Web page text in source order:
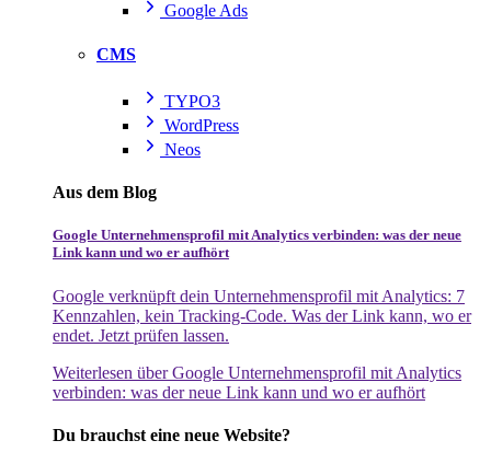
Google Ads
CMS
TYPO3
WordPress
Neos
Aus dem Blog
Google Unternehmensprofil mit Analytics verbinden: was der neue
Link kann und wo er aufhört
Google verknüpft dein Unternehmensprofil mit Analytics: 7
Kennzahlen, kein Tracking-Code. Was der Link kann, wo er
endet. Jetzt prüfen lassen.
Weiterlesen über Google Unternehmensprofil mit Analytics
verbinden: was der neue Link kann und wo er aufhört
Du brauchst eine neue Website?